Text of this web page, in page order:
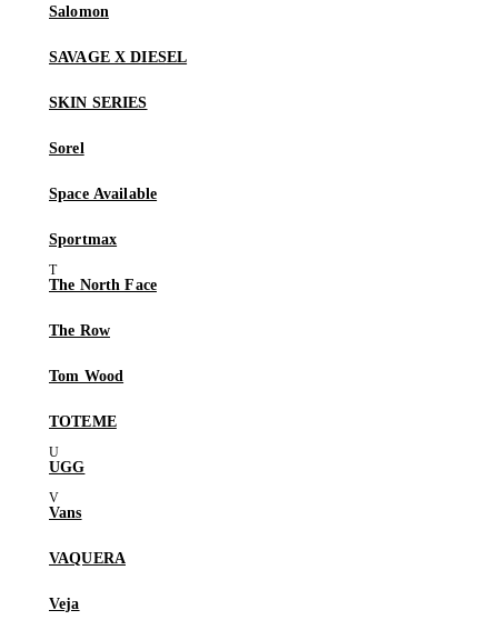
Salomon
SAVAGE X DIESEL
SKIN SERIES
Sorel
Space Available
Sportmax
The North Face
The Row
Tom Wood
TOTEME
UGG
Vans
VAQUERA
Veja